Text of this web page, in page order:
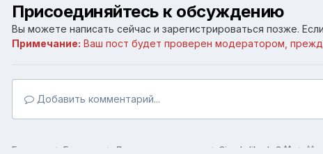
Присоединяйтесь к обсуждению
Вы можете написать сейчас и зарегистрироваться позже. Если
Примечание: Ваш пост будет проверен модератором,
Добавить комментарий...
Главная Галерея Лапы уши и хвосты. Simply liked...2 ^^ ^^